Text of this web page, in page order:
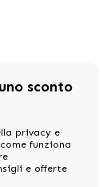
sconto
privacy e
funziona
e offerte